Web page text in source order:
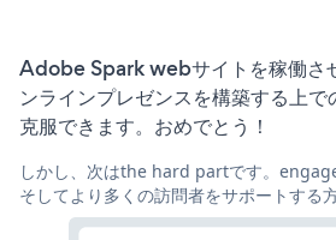
Adobe Spark webサイトを稼働さ
ンラインプレゼンスを構築する上
克服できます。おめでとう！
しかし、次はthe hard partです。
そしてより多くの訪問者をサポートする